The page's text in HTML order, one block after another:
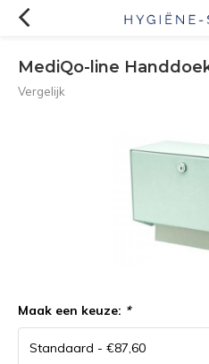
MediQo-line
Vergelijk
Maak een keuze: *